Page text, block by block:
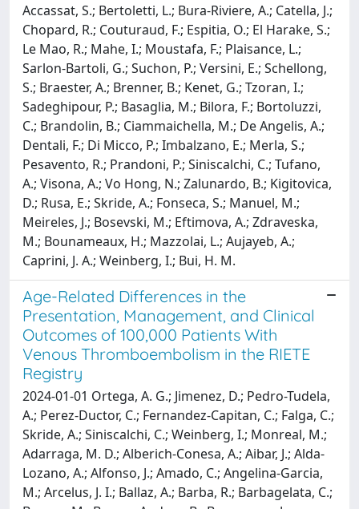
Accassat, S.; Bertoletti, L.; Bura-Riviere, A.; Catella, J.;
Chopard, R.; Couturaud, F.; Espitia, O.; El Harake, S.;
Le Mao, R.; Mahe, I.; Moustafa, F.; Plaisance, L.;
Sarlon-Bartoli, G.; Suchon, P.; Versini, E.; Schellong,
S.; Braester, A.; Brenner, B.; Kenet, G.; Tzoran, I.;
Sadeghipour, P.; Basaglia, M.; Bilora, F.; Bortoluzzi,
C.; Brandolin, B.; Ciammaichella, M.; De Angelis, A.;
Dentali, F.; Di Micco, P.; Imbalzano, E.; Merla, S.;
Pesavento, R.; Prandoni, P.; Siniscalchi, C.; Tufano,
A.; Visona, A.; Vo Hong, N.; Zalunardo, B.; Kigitovica,
D.; Rusa, E.; Skride, A.; Fonseca, S.; Manuel, M.;
Meireles, J.; Bosevski, M.; Eftimova, A.; Zdraveska,
M.; Bounameaux, H.; Mazzolai, L.; Aujayeb, A.;
Caprini, J. A.; Weinberg, I.; Bui, H. M.
Age-Related Differences in the
Presentation, Management, and Clinical
Outcomes of 100,000 Patients With
Venous Thromboembolism in the RIETE
Registry
2024-01-01 Ortega, A. G.; Jimenez, D.; Pedro-Tudela,
A.; Perez-Ductor, C.; Fernandez-Capitan, C.; Falga, C.;
Skride, A.; Siniscalchi, C.; Weinberg, I.; Monreal, M.;
Adarraga, M. D.; Alberich-Conesa, A.; Aibar, J.; Alda-
Lozano, A.; Alfonso, J.; Amado, C.; Angelina-Garcia,
M.; Arcelus, J. I.; Ballaz, A.; Barba, R.; Barbagelata, C.;